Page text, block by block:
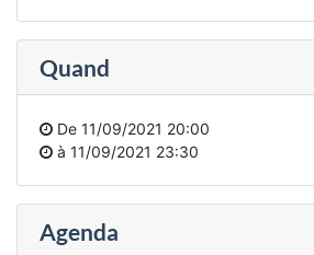
Quand
De 11/09/2021 20:00
à 11/09/2021 23:30
Agenda